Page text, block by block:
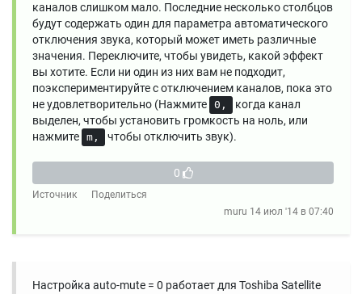
каналов слишком мало. Последние несколько столбцов
будут содержать один для параметра автоматического
отключения звука, который может иметь различные
значения. Переключите, чтобы увидеть, какой эффект
вы хотите. Если ни один из них вам не подходит,
поэкспериментируйте с отключением каналов, пока это
не удовлетворительно (Нажмите
0,
когда канал
выделен, чтобы установить громкость на ноль, или
нажмите
m, чтобы отключить звук).
0
Источник
Поделиться
muru 14 июл '14 в 07:40
Настройка auto-mute = 0 работает для Toshiba Satellite